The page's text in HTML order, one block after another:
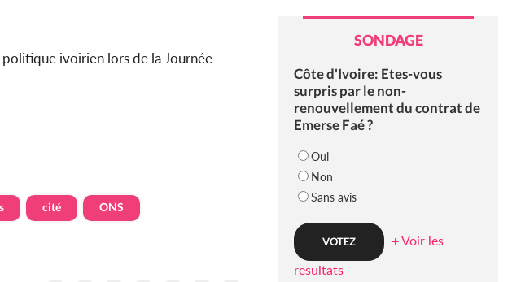
ivoirien lors de la Journée
cité ONS
SONDAGE
Côte d'Ivoire: Etes-vous
surpris par le non-
renouvellement du contrat de
Emerse Faé ?
Oui
Non
Sans avis
+ Voir les
resultats